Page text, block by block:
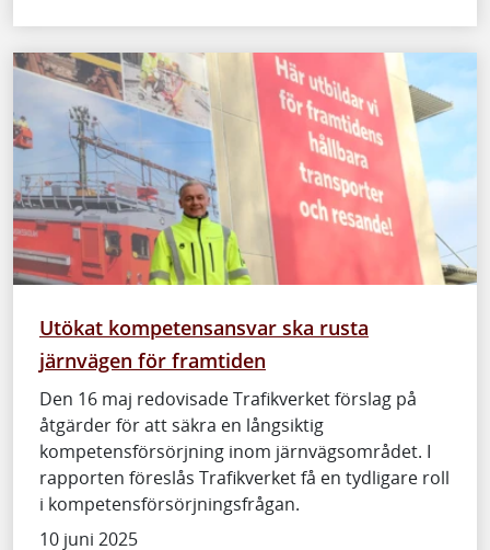
Utökat kompetensansvar ska rusta
järnvägen för framtiden
Den 16 maj redovisade Trafikverket förslag på
åtgärder för att säkra en långsiktig
kompetensförsörjning inom järnvägsområdet. I
rapporten föreslås Trafikverket få en tydligare roll
i kompetensförsörjningsfrågan.
10 juni 2025